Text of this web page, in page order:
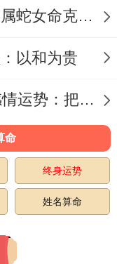
任，为婚姻生
过程中~要看
辞、以免伤害
励的语言 - 让
障碍！
女属蛇几月出生才容易克夫 属蛇女命克夫的化解方法
以和为贵
2025年1989属蛇人的全年感情运势：把握机遇迎美好恋情
命
终身运势
姓名算命